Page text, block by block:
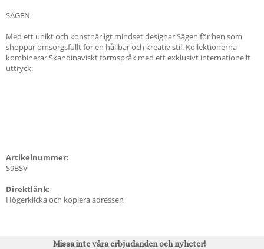
SÄGEN
Med ett unikt och konstnärligt mindset designar Sägen för hen som
shoppar omsorgsfullt för en hållbar och kreativ stil. Kollektionerna
kombinerar Skandinaviskt formspråk med ett exklusivt internationellt
uttryck.
Artikelnummer:
S9BSV
Direktlänk:
Högerklicka och kopiera adressen
Missa inte våra erbjudanden och nyheter!